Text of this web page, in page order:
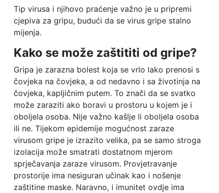
Tip virusa i njihovo praćenje važno je u pripremi
cjepiva za gripu, budući da se virus gripe stalno
mijenja.
Kako se može zaštititi od gripe?
Gripa je zarazna bolest koja se vrlo lako prenosi s
čovjeka na čovjeka, a od nedavno i sa životinja na
čovjeka, kapljičnim putem. To znači da se svatko
može zaraziti ako boravi u prostoru u kojem je i
oboljela osoba. Nije važno kašlje li oboljela osoba
ili ne. Tijekom epidemije mogućnost zaraze
virusom gripe je izrazito velika, pa se samo stroga
izolacija može smatrati dostatnom mjerom
sprječavanja zaraze virusom. Provjetravanje
prostorije ima nesiguran učinak kao i nošenje
zaštitine maske. Naravno, i imunitet ovdje ima